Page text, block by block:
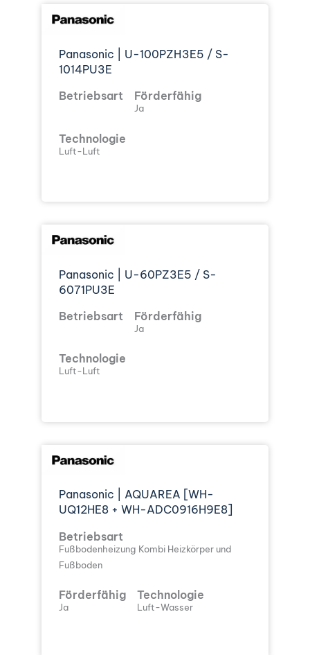
Panasonic | U-100PZH3E5 / S-
1014PU3E
Betriebsart
Förderfähig
Ja
Technologie
Luft-Luft
Panasonic | U-60PZ3E5 / S-
6071PU3E
Betriebsart
Förderfähig
Ja
Technologie
Luft-Luft
Panasonic | AQUAREA [WH-
UQ12HE8 + WH-ADC0916H9E8]
Betriebsart
Fußbodenheizung Kombi Heizkörper und
Fußboden
Förderfähig
Ja
Technologie
Luft-Wasser